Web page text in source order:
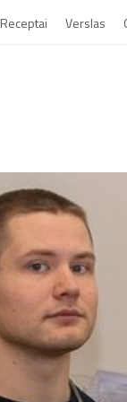
Receptai Verslas